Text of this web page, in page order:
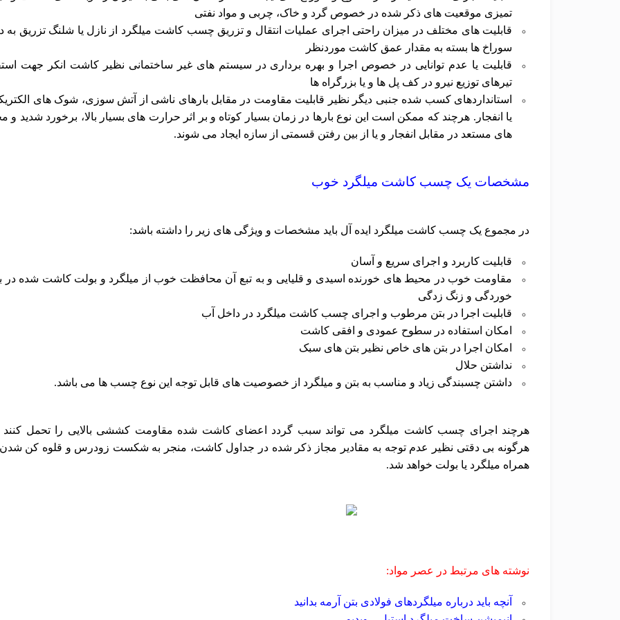
تمیزی موقعیت های ذکر شده در خصوص گرد و خاک، چربی و مواد نفتی
قابلیت های مختلف در میزان راحتی اجرای عملیات انتقال و تزریق چسب کاشت میلگرد از نازل یا شلنگ تزریق به
سوراخ ها بسته به مقدار عمق کاشت موردنظر
قابلیت یا عدم توانایی در خصوص اجرا و بهره برداری در سیستم های غیر ساختمانی نظیر کاشت انکر جهت
تیرهای توزیع نیرو در کف پل ها و یا بزرگراه ها
استانداردهای کسب شده جنبی دیگر نظیر قابلیت مقاومت در مقابل بارهای ناشی از آتش سوزی، شوک های
یا انفجار. هرچند که ممکن است این نوع بارها در زمان بسیار کوتاه و بر اثر حرارت های بسیار بالا، برخورد شدید و
های مستعد در مقابل انفجار و یا از بین رفتن قسمتی از سازه ایجاد می شوند.
مشخصات یک چسب کاشت میلگرد خوب
در مجموع یک چسب کاشت میلگرد ایده آل باید مشخصات و ویژگی های زیر را داشته باشد:
قابلیت کاربرد و اجرای سریع و آسان
مقاومت خوب در محیط های خورنده اسیدی و قلیایی و به تبع آن محافظت خوب از میلگرد و بولت کاشت شده در
خوردگی و زنگ زدگی
قابلیت اجرا در بتن مرطوب و اجرای چسب کاشت میلگرد در داخل آب
امکان استفاده در سطوح عمودی و افقی کاشت
امکان اجرا در بتن های خاص نظیر بتن های سبک
نداشتن حلال
داشتن چسبندگی زیاد و مناسب به بتن و میلگرد از خصوصیت های قابل توجه این نوع چسب ها می باشد.
هرچند اجرای چسب کاشت میلگرد می تواند سبب گردد اعضای کاشت شده مقاومت کششی بالایی را تحمل کنند
هرگونه بی دقتی نظیر عدم توجه به مقادیر مجاز ذکر شده در جداول کاشت، منجر به شکست زودرس و قلوه کن شدن
همراه میلگرد یا بولت خواهد شد.
نوشته های مرتبط در عصر مواد:
آنچه باید درباره میلگردهای فولادی بتن آرمه بدانید